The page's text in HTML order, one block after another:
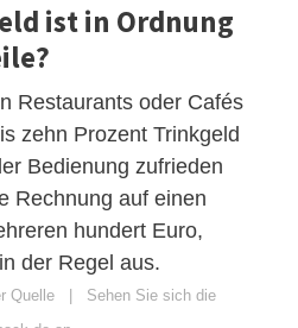
ist in Ordnung
Restaurants oder Cafés
zehn Prozent Trinkgeld
Bedienung zufrieden
Rechnung auf einen
hundert Euro,
der Regel aus.
Quelle | Sehen Sie sich die